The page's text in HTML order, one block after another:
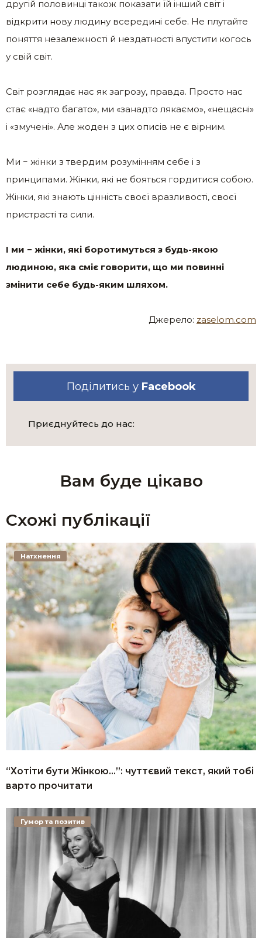
другій половинці також показати їй інший світ і
відкрити нову людину всередині себе. Не плутайте
поняття незалежності й нездатності впустити когось
у свій світ.
Світ розглядає нас як загрозу, правда. Просто нас
стає «надто багато», ми «занадто лякаємо», «нещасні»
і «змучені». Але жоден з цих описів не є вірним.
Ми − жінки з твердим розумінням себе і з
принципами. Жінки, які не бояться гордитися собою.
Жінки, які знають цінність своєї вразливості, своєї
пристрасті та сили.
І ми − жінки, які боротимуться з будь-якою
людиною, яка сміє говорити, що ми повинні
змінити себе будь-яким шляхом.
Джерело: zaselom.com
Поділитись у Facebook
Приєднуйтесь до нас:
Вам буде цікаво
Схожі публікації
“Хотіти бути Жінкою…”: чуттєвий текст, який тобі
варто прочитати
Натхнення
Гумор та позитив